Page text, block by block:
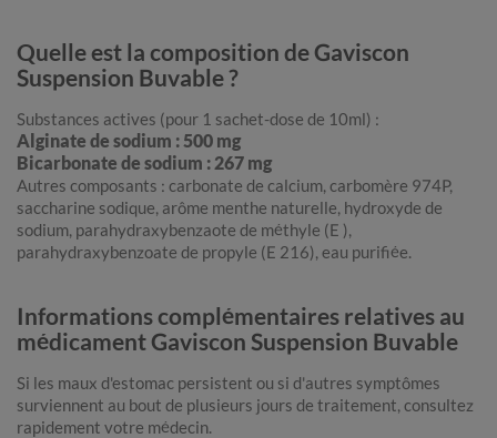
Quelle est la composition de Gaviscon
Suspension Buvable ?
Substances actives (pour 1 sachet-dose de 10ml) :
Alginate de sodium : 500 mg
Bicarbonate de sodium : 267 mg
Autres composants : carbonate de calcium, carbomère 974P,
saccharine sodique, arôme menthe naturelle, hydroxyde de
sodium, parahydraxybenzaote de méthyle (E ),
parahydraxybenzoate de propyle (E 216), eau purifiée.
Informations complémentaires relatives au
médicament Gaviscon Suspension Buvable
Si les maux d'estomac persistent ou si d'autres symptômes
surviennent au bout de plusieurs jours de traitement, consultez
rapidement votre médecin.